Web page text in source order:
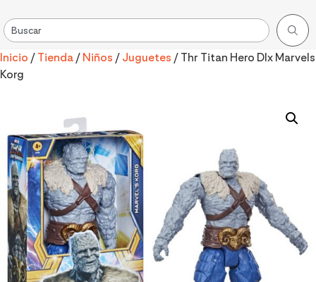
Inicio / Tienda / Niños / Juguetes / Thr Titan Hero Dlx Marvels
Korg